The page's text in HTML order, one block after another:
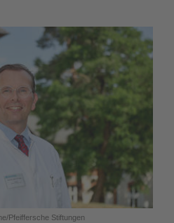
Pfeiffersche Stiftungen